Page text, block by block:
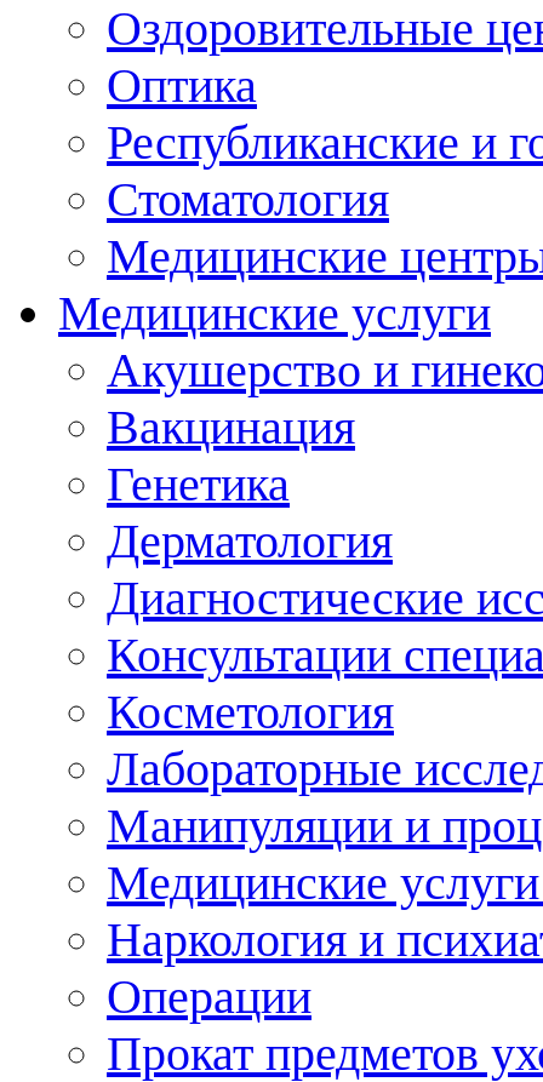
Оздоровительные
Оптика
Республиканские и
Стоматология
Медицинские
Медицинские услуги
Акушерство и
Вакцинация
Генетика
Дерматология
Диагностические
Консультации
Косметология
Лабораторные
Манипуляции и
Медицинские
Наркология и
Операции
Прокат предметов